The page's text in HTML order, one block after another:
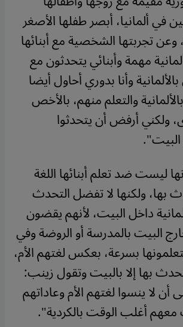
في ألمانيا، أبصر طفلها الأصغر
وعن تجربتها الشخصية مع أبنائها
مهمة وأبنائي يتحدثون مع
وأنا بدوري أحاول أيضا
والتعلم منهم، بالأخص
ولكني أرفض أن يتحدثوا
البيت".
ليست ضد تعلم أبنائها اللغة
بها، ولكنها لا تفضل التحدث
داخل البيت، لأنهم يقضون
البيت بالمدرسة أو الروضة وفي
بسرعة، بعكس لغتهم الأم،
بها إلا بالبيت وتقول زينب:
لا ينسوا لغتهم الأم وعاداتهم
أغلب الوقت بالكردية".